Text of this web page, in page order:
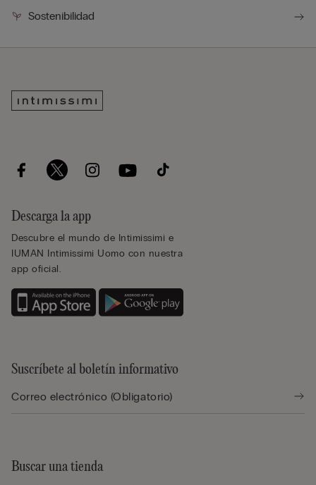
Sostenibilidad
Descarga la app
Descubre el mundo de Intimissimi e
IUMAN Intimissimi Uomo con nuestra
app oficial.
Suscríbete al boletín informativo
Buscar una tienda